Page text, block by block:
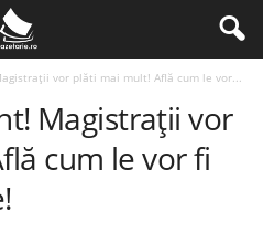
vor plăti mai mult! Află cum le vor...
Magistrații vor
cum le vor fi